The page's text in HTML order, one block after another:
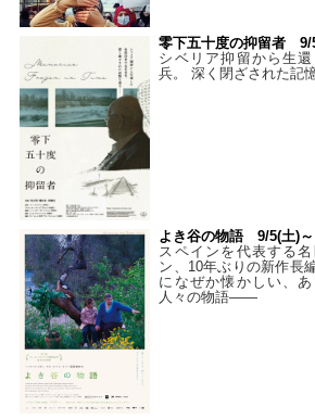
零下五十度の抑留者 9/
シベリア抑留から生
兵。 深く閉ざされた記
よき谷の物語 9/5(土)～
スペインを代表する
ン、10年ぶりの新作長
になぜか懐かしい、
人々の物語――